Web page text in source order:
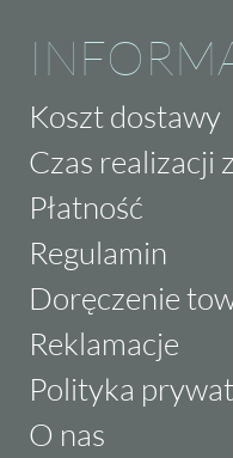
Koszt dostawy
Czas realizacji
Płatność
Regulamin
Doręczenie
Reklamacje
Polityka
O nas